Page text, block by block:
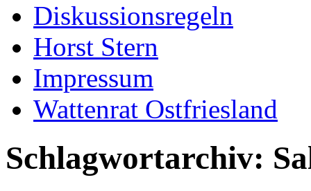
Diskussionsregeln
Horst Stern
Impressum
Wattenrat Ostfriesland
Schlagwortarchiv: